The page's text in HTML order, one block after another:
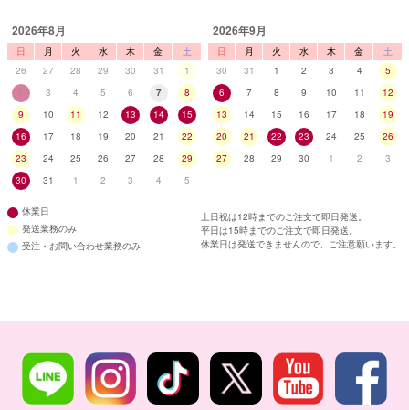
2026年8月
日 月 火 水 木 金
土
26
27 28 29 30 31
1
2
3 4 5 6 7
8
9
10 11 12 13 14
15
16
17 18 19 20 21
22
23
24 25 26 27 28
29
30
31 1 2 3 4 5
2026年9月
日 月 火 水 木 金
土
30
31 1 2 3 4
5
6
7 8 9 10 11
12
13
14 15 16 17 18
19
20
21 22 23 24 25
26
27
28 29 30 1 2 3
休業日
発送業務のみ
受注・お問い合わせ業務のみ
土日祝は12時までのご注文で即日発送。
平日は15時までのご注文で即日発送。
休業日は発送できませんので、ご注意願います。